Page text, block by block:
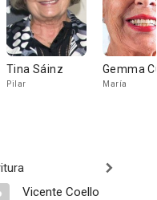
Tina Sáinz
Pilar
Gemma
María
Vicente Coello